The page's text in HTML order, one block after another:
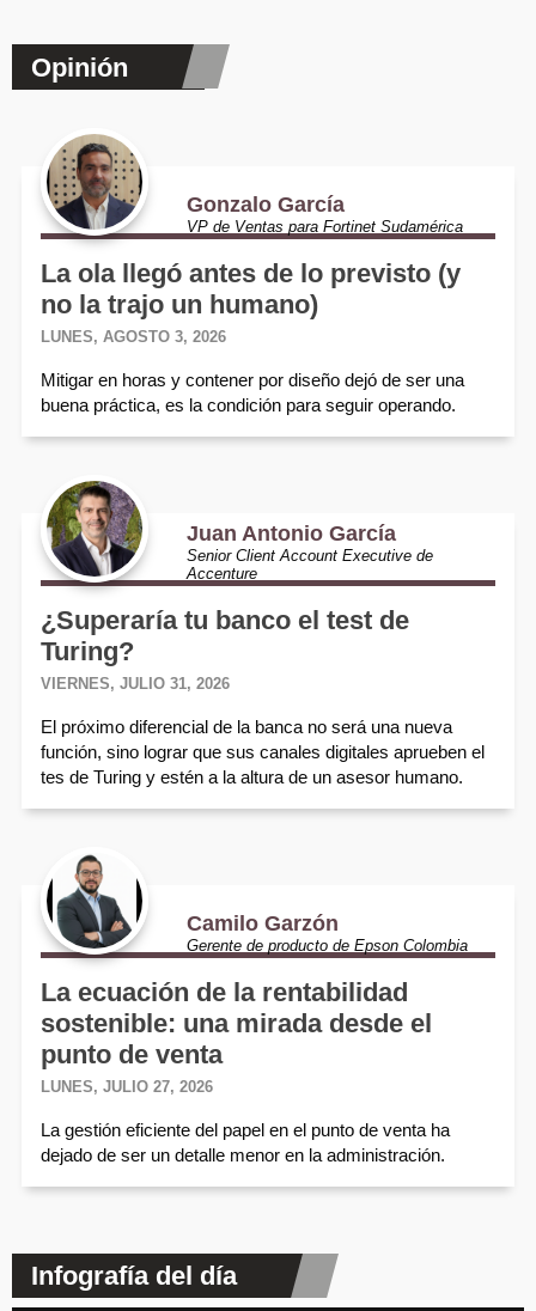
Opinión
Gonzalo García
VP de Ventas para Fortinet Sudamérica
La ola llegó antes de lo previsto (y
no la trajo un humano)
LUNES, AGOSTO 3, 2026
Mitigar en horas y contener por diseño dejó de ser una
buena práctica, es la condición para seguir operando.
Juan Antonio García
Senior Client Account Executive de
Accenture
¿Superaría tu banco el test de
Turing?
VIERNES, JULIO 31, 2026
El próximo diferencial de la banca no será una nueva
función, sino lograr que sus canales digitales aprueben el
tes de Turing y estén a la altura de un asesor humano.
Camilo Garzón
Gerente de producto de Epson Colombia
La ecuación de la rentabilidad
sostenible: una mirada desde el
punto de venta
LUNES, JULIO 27, 2026
La gestión eficiente del papel en el punto de venta ha
dejado de ser un detalle menor en la administración.
Infografía del día